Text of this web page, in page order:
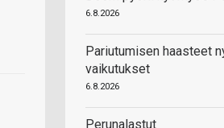
6.8.2026
Pariutumisen haasteet
vaikutukset
6.8.2026
Perunalastut